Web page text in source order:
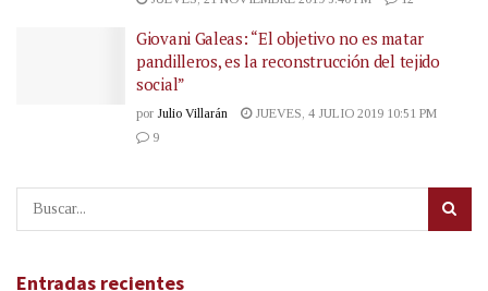
Giovani Galeas: “El objetivo no es matar
pandilleros, es la reconstrucción del tejido
social”
por Julio Villarán
JUEVES, 4 JULIO 2019 10:51 PM
9
Entradas recientes